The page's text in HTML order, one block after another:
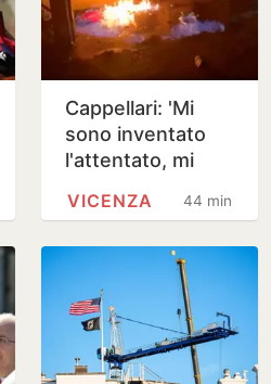
Cappellari: 'Mi
sono inventato
l'attentato, mi
44 minuti
VICENZA